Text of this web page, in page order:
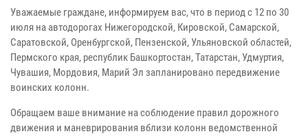
Уважаемые граждане, информируем вас, что в период с 12 по 30
июля на автодорогах Нижегородской, Кировской, Самарской,
Саратовской, Оренбургской, Пензенской, Ульяновской областей,
Пермского края, республик Башкортостан, Татарстан, Удмуртия,
Чувашия, Мордовия, Марий Эл запланировано передвижение
воинских колонн.
Обращаем ваше внимание на соблюдение правил дорожного
движения и маневрирования вблизи колонн ведомственной